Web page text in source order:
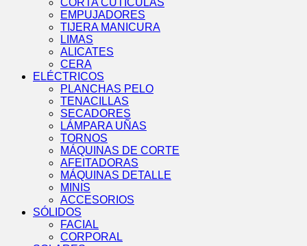
CORTA CUTÍCULAS
EMPUJADORES
TIJERA MANICURA
LIMAS
ALICATES
CERA
ELÉCTRICOS
PLANCHAS PELO
TENACILLAS
SECADORES
LÁMPARA UÑAS
TORNOS
MÁQUINAS DE CORTE
AFEITADORAS
MÁQUINAS DETALLE
MINIS
ACCESORIOS
SÓLIDOS
FACIAL
CORPORAL